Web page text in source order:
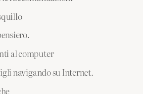
al computer
navigando su Internet.